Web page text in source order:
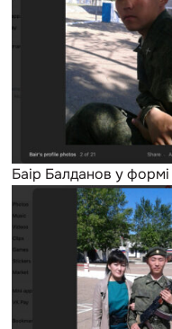
Баір Балданов у формі